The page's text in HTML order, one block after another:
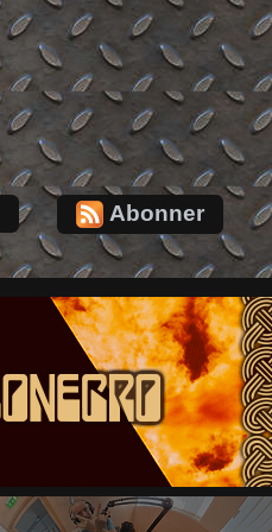
Abonner